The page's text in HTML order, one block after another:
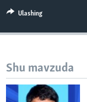
Ulashing
Shu mavzuda